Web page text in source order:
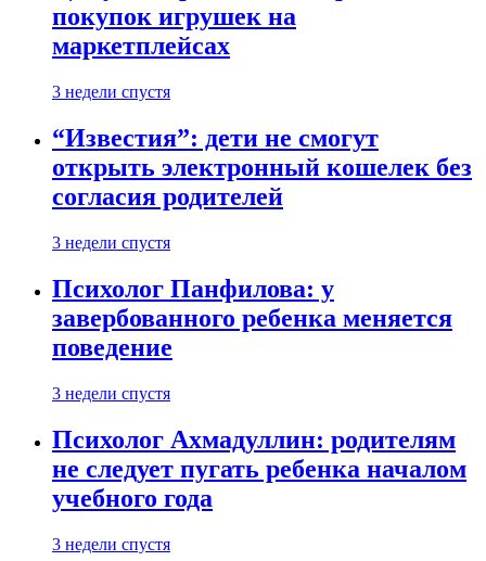
покупок игрушек на
маркетплейсах
3 недели спустя
“Известия”: дети не смогут
открыть электронный кошелек без
согласия родителей
3 недели спустя
Психолог Панфилова: у
завербованного ребенка меняется
поведение
3 недели спустя
Психолог Ахмадуллин: родителям
не следует пугать ребенка началом
учебного года
3 недели спустя